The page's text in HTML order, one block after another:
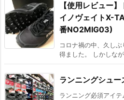
【使用レビュー
イノヴェイトX-
番NO2MIG03)
コロナ禍の中、久し
得ました。 しかしな
ランニングシュー
ランニング必須アイ